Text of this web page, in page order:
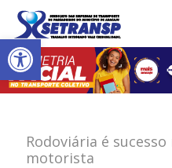
Abrir a barra de ferramentas
Rodoviária é
motorista